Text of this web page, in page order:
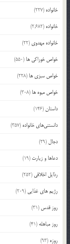
خانواده (227)
خانواده (2,682)
خانواده مهدوی (22)
خواص خوراکی ها (550)
خواص سبزی ها (228)
خواص میوه ها (308)
داستان(146)
دانستنی‌های خانواده (357)
دجال (29)
دعاها و زیارت (19)
رذایل اخلاقی (252)
رژیم های غذایی (209)
روز قدس (31)
روز مباهله (41)
روزه (93)